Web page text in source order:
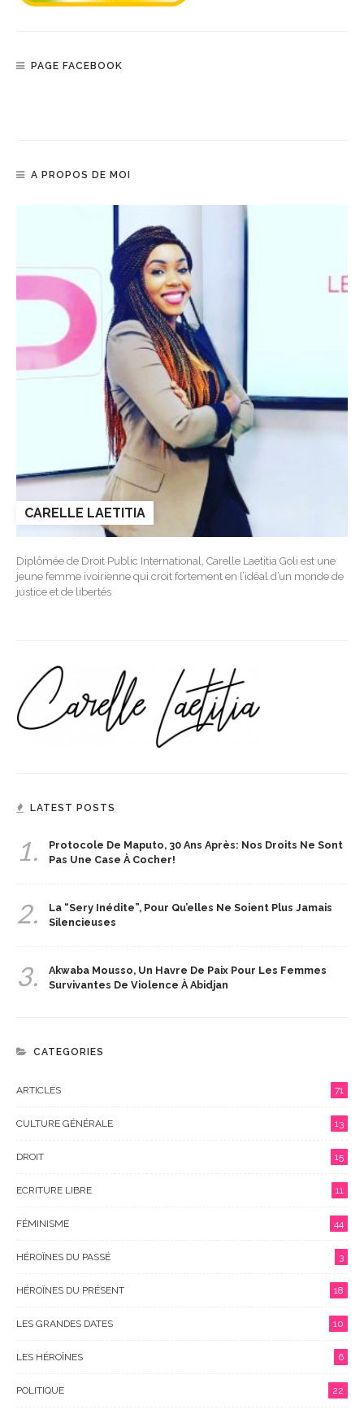
PAGE FACEBOOK
A PROPOS DE MOI
CARELLE LAETITIA
Diplômée de Droit Public International, Carelle Laetitia Goli est une
jeune femme ivoirienne qui croit fortement en l’idéal d’un monde de
justice et de libertés
LATEST POSTS
1.
Protocole De Maputo, 30 Ans Après: Nos Droits Ne Sont
Pas Une Case À Cocher!
2.
La “Sery Inédite”, Pour Qu’elles Ne Soient Plus Jamais
Silencieuses
3.
Akwaba Mousso, Un Havre De Paix Pour Les Femmes
Survivantes De Violence À Abidjan
CATEGORIES
ARTICLES 71
CULTURE GÉNÉRALE 13
DROIT 15
ECRITURE LIBRE 11
FÉMINISME 44
HÉROÏNES DU PASSÉ 3
HÉROÏNES DU PRÉSENT 18
LES GRANDES DATES 10
LES HÉROÏNES 6
POLITIQUE 22